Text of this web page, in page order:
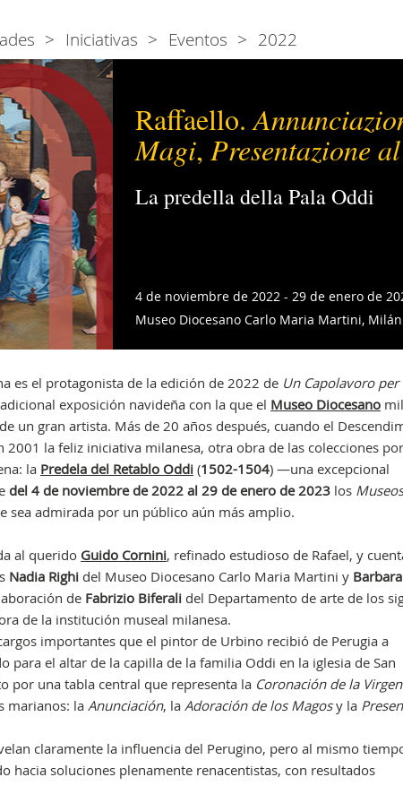
Raffaello.
Magi,Presentazione
La predella della Pala Oddi
4 de noviembre de 2022 - 29 de enero de
Museo Diocesano Carlo Maria Martini, Milán
es el protagonista de la edición de 2022 de Un Capolavoro
exposición navideña con la que el Museo Diocesano
un gran artista. Más de 20 años después, cuando el
2001 la feliz iniciativa milanesa, otra obra de las colecciones
la Predela del Retablo Oddi(1502-1504) —una excepcional
del 4 de noviembre de 2022 al 29 de enero de 2023 los
sea admirada por un público aún más amplio.
al querido Guido Cornini, refinado estudioso de Rafael, y
Nadia Righidel Museo Diocesano Carlo Maria Martini yBarbara
de Fabrizio Biferalidel Departamento de arte de los
de la institución museal milanesa.
importantes que el pintor de Urbino recibió de Perugia a
para el altar de la capilla de la familia Oddi en la iglesia de San
por una tabla central que representa la Coronación de la Virgen
marianos: la Anunciación, la Adoración de los Magosy la
claramente la influencia del Perugino, pero al mismo
hacia soluciones plenamente renacentistas, con resultados
Iniciativas Eventos 2022